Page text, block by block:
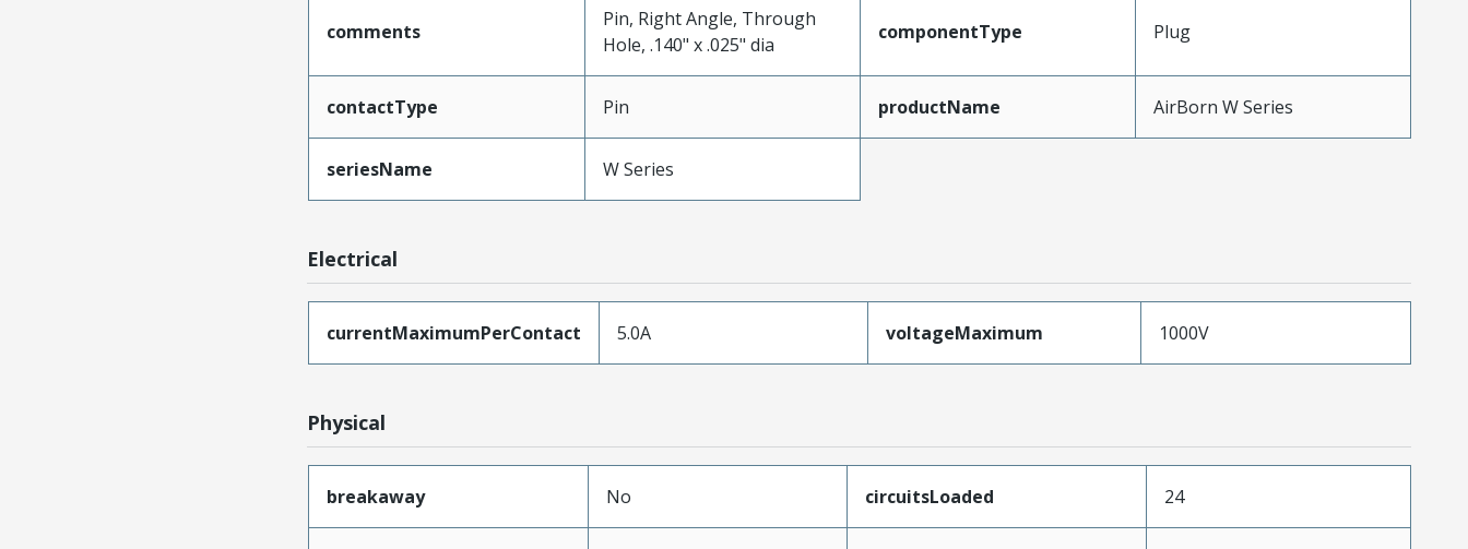
comments
Pin, Right Angle, Through
Hole, .140" x .025" dia
componentType Plug
contactType Pin productName AirBorn W Series
seriesName W Series
Electrical
currentMaximumPerContact 5.0A voltageMaximum 1000V
Physical
breakaway No circuitsLoaded 24